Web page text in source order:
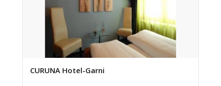
CURUNA Hotel-Garni